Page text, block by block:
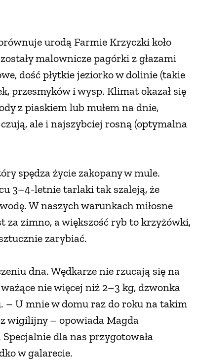
urodą Farmie Krzyczki koło
malownicze pagórki z głazami
dość płytkie jeziorko w dolinie (takie
przesmyków i wysp. Klimat okazał się
z piaskiem lub mułem na dnie,
ale i najszybciej rosną (optymalna
spędza życie zakopany w mule.
3–4-letnie tarlaki tak szaleją, że
W naszych warunkach miłosne
za zimno, a większość ryb to krzyżówki,
zarybiać.
dna. Wędkarze nie rzucają się na
nie więcej niż 2–3 kg, dzwonka
– U mnie w domu raz do roku na takim
wigilijny – opowiada Magda
dla nas przygotowała
w galarecie.